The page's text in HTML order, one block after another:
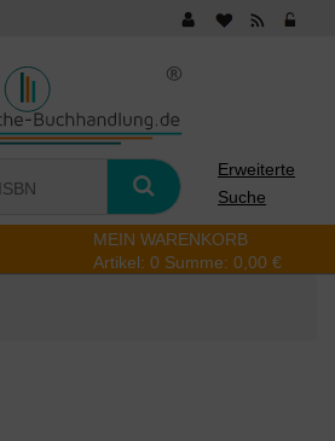
Erweiterte
Suche
MEIN WARENKORB
Artikel: 0 Summe: 0,00 €